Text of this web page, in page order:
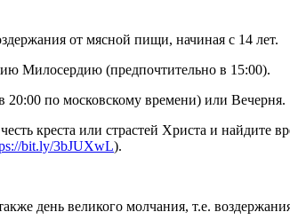
от мясной пищи, начиная с 14 лет.
Милосердию (предпочтительно в 15:00).
20:00 по московскому времени) или Вечерня.
креста или страстей Христа и
bit.ly/3bJUXwL).
день великого молчания, т.е.